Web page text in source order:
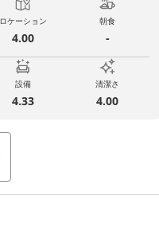
ロケーション
4.00
朝食
-
設備
4.33
清潔さ
4.00